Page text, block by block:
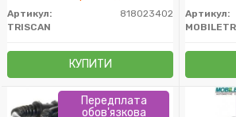
Артикул:
818023402
TRISCAN
КУПИТИ
Артикул:
Передплата
обов'язкова